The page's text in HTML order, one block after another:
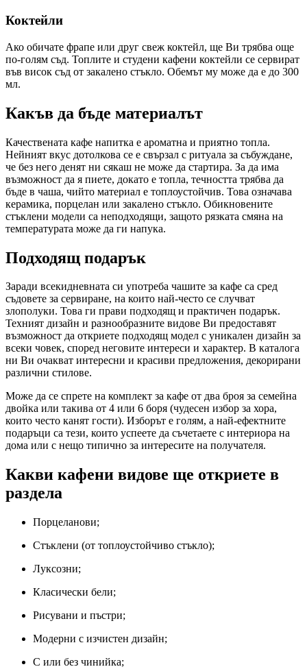
Коктейли
Ако обичате фрапе или друг свеж коктейл, ще Ви трябва още
по-голям съд. Топлите и студени кафени коктейли се сервират
във висок съд от закалено стъкло. Обемът му може да е до 300
мл.
Какъв да бъде материалът
Качествената кафе напитка е ароматна и приятно топла.
Нейният вкус дотолкова се е свързал с ритуала за събуждане,
че без него денят ни сякаш не може да стартира. За да има
възможност да я пиете, докато е топла, течността трябва да
бъде в чаша, чийто материал е топлоустойчив. Това означава
керамика, порцелан или закалено стъкло. Обикновените
стъклени модели са неподходящи, защото рязката смяна на
температурата може да ги напука.
Подходящ подарък
Заради всекидневната си употреба чашите за кафе са сред
съдовете за сервиране, на които най-често се случват
злополуки. Това ги прави подходящ и практичен подарък.
Техният дизайн и разнообразните видове Ви предоставят
възможност да откриете подходящ модел с уникален дизайн за
всеки човек, според неговите интереси и характер. В каталога
ни Ви очакват интересни и красиви предложения, декорирани
различни стилове.
Може да се спрете на комплект за кафе от два броя за семейна
двойка или такива от 4 или 6 боря (чудесен избор за хора,
които често канят гости). Изборът е голям, а най-ефектните
подаръци са тези, които успеете да съчетаете с интериора на
дома или с нещо типично за интересите на получателя.
Какви кафени видове ще откриете в
раздела
Порцеланови;
Стъклени (от топлоустойчиво стъкло);
Луксозни;
Класически бели;
Рисувани и пъстри;
Модерни с изчистен дизайн;
С или без чинийка;